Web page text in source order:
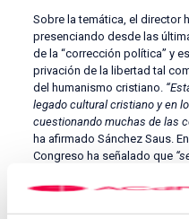
Sobre la temática, el director
presenciando desde las
de la “corrección política” y
privación de la libertad tal
del humanismo cristiano.
legado cultural cristiano y en
cuestionando muchas de las
ha afirmado Sánchez Saus.
Congreso ha señalado que
tradición, la cultura católica y
redefinición del bien y del